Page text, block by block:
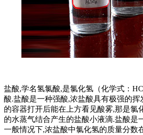
盐酸,学名氢氯酸,是氯化氢（化学式：
酸.盐酸是一种强酸,浓盐酸具有极强的挥
的容器打开后能在上方看见酸雾,那是氯
的水蒸气结合产生的盐酸小液滴.盐酸是
一般情况下,浓盐酸中氯化氢的质量分数